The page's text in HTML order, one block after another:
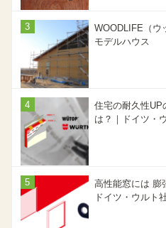
WOODLIFE（ウ
モデルハウス
住宅の耐久性UP
は？｜ドイツ・
高性能窓には 膨
ドイツ・ウルト